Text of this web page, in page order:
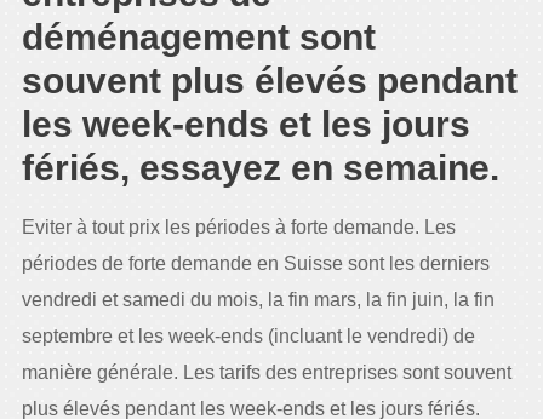
déménagement sont
souvent plus élevés pendant
les week-ends et les jours
fériés, essayez en semaine.
Eviter à tout prix les périodes à forte demande. Les
périodes de forte demande en Suisse sont les derniers
vendredi et samedi du mois, la fin mars, la fin juin, la fin
septembre et les week-ends (incluant le vendredi) de
manière générale. Les tarifs des entreprises sont souvent
plus élevés pendant les week-ends et les jours fériés.